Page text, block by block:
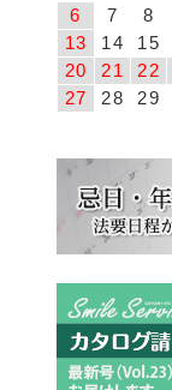
6
7 8
13
14 15
20
21 22
27
28 29